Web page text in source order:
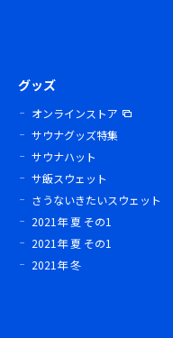
グッズ
オンラインストア
サウナグッズ特集
サウナハット
サ飯スウェット
さうないきたいスウェット
2021年 夏 その1
2021年 夏 その1
2021年 冬